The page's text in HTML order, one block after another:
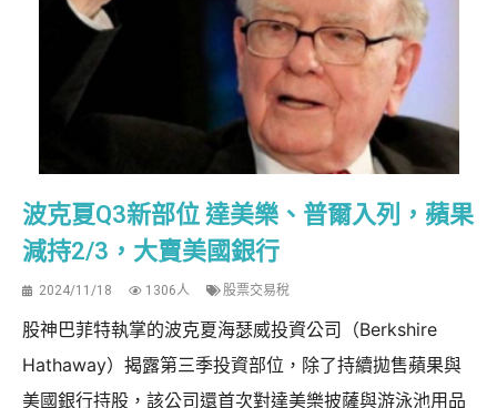
波克夏Q3新部位 達美樂、普爾入列，蘋果
減持2/3，大賣美國銀行
2024/11/18 1306人 股票交易稅
股神巴菲特執掌的波克夏海瑟威投資公司（Berkshire
Hathaway）揭露第三季投資部位，除了持續拋售蘋果與
美國銀行持股，該公司還首次對達美樂披薩與游泳池用品